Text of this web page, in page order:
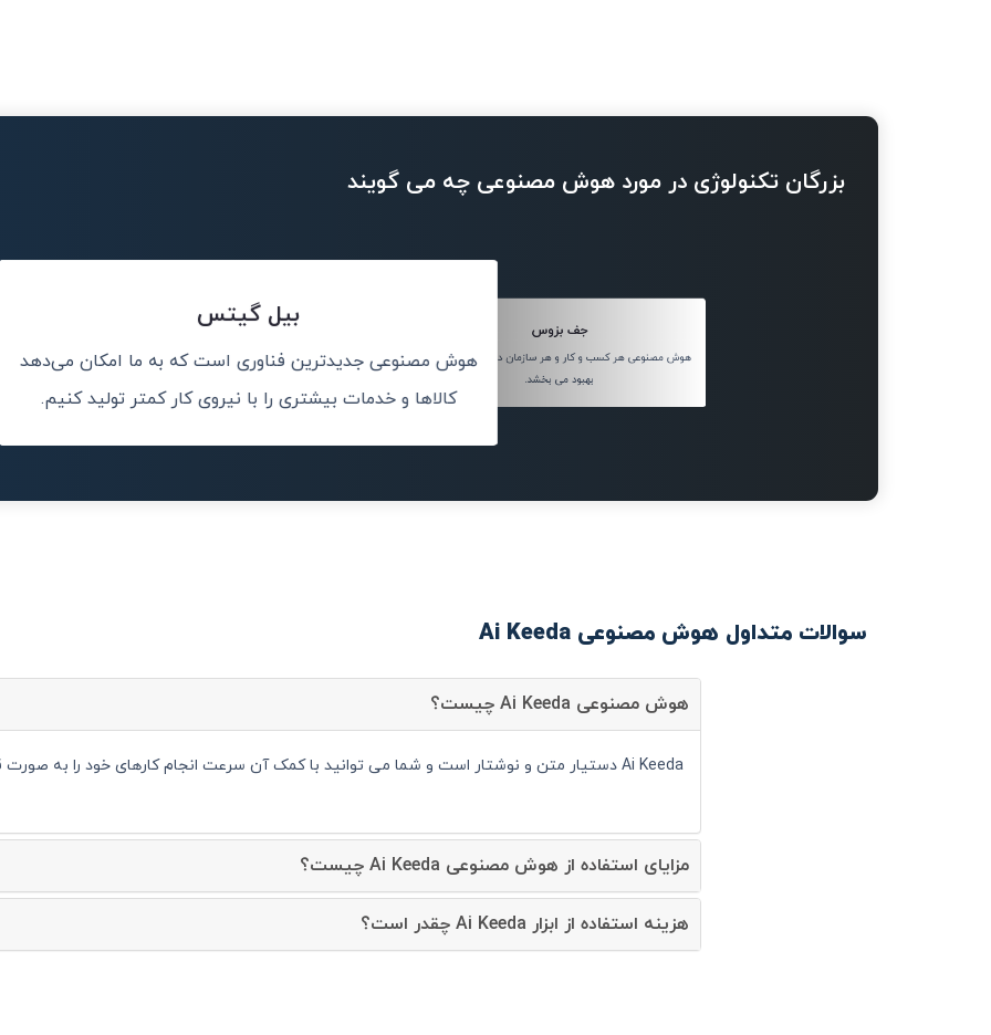
بزرگان تکنولوژی در مورد هوش مصنوعی چه می گویند
جف بزوس
هوش مصنوعی هر کسب و کار و هر سازمان دولتی را توانمند و
بهبود می بخشد.
بیل گیتس
هوش مصنوعی جدیدترین فناوری است که به ما امکان می‌دهد
کالاها و خدمات بیشتری را با نیروی کار کمتر تولید کنیم.
من هوش مصنوعی
سوالات متداول هوش مصنوعی Ai Keeda
هوش مصنوعی Ai Keeda چیست؟
Ai Keeda دستیار متن و نوشتار است و شما می توانید با کمک آن سرعت انجام کارهای خود را به صورت قابل توجهی افزایش دهید.
مزایای استفاده از هوش مصنوعی Ai Keeda چیست؟
هزینه استفاده از ابزار Ai Keeda چقدر است؟